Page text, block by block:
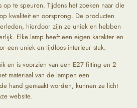
op te speuren. Tijdens het zoeken naar die
kwaliteit en oorsprong. De producten
hierdoor zijn ze uniek en hebben
Elke lamp heeft een eigen karakter en
een uniek en tijdloos interieur stuk.
en is voorzien van een E27 fitting en 2
materiaal van de lampen een
hand gemaakt worden, kunnen ze licht
website.